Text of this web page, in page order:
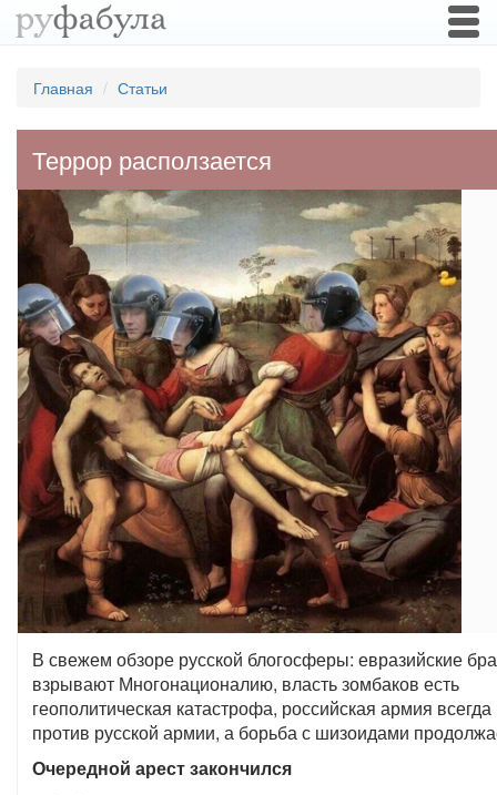
Главная Статьи
Террор расползается
В свежем обзоре русской блогосферы: евразийские
взрывают Многонационалию, власть зомбаков есть
геополитическая катастрофа, российская армия
против русской армии, а борьба с шизоидами
Очередной арест закончился